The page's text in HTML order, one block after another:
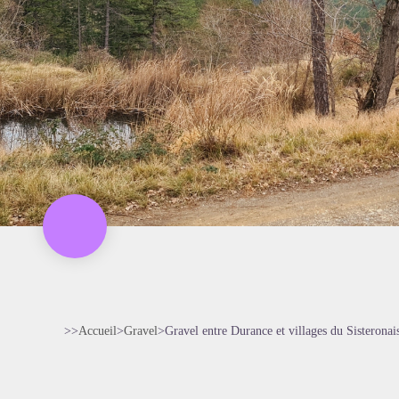
>>Accueil>Gravel>Gravel entre Durance et villages du